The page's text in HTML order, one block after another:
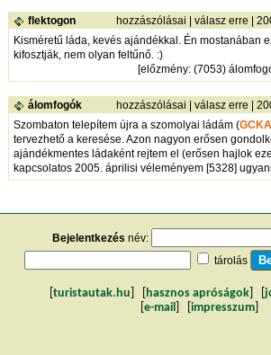
flektogon hozzászólásai | válasz erre |
Kisméretű láda, kevés ajándékkal. Én mostanában
kifosztják, nem olyan feltűnő. :)
[előzmény: (7053)
álomfogók hozzászólásai | válasz erre |
Szombaton telepítem újra a szomolyai ládám (
tervezhető a keresése. Azon nagyon erősen
ajándékmentes ládaként rejtem el (erősen hajlok
kapcsolatos 2005. áprilisi véleményem [5328]
Bejelentkezés név:
tárolás
turistautak.hu hasznos apróságok
e-mail impresszum]